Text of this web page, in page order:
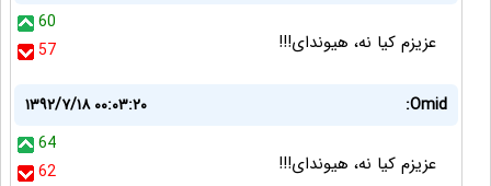
60
57
عزیزم کیا نه، هیوندای!!!
Omid:
۱۳۹۲/۷/۱۸ ۰۰:۰۳:۲۰
64
62
عزیزم کیا نه، هیوندای!!!